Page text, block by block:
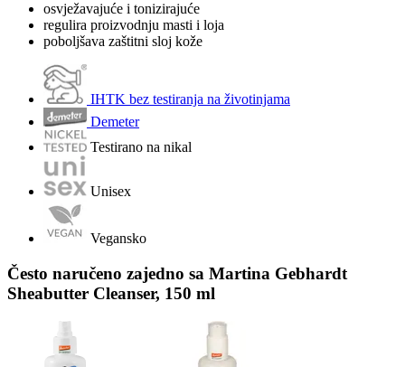
osvježavajuće i tonizirajuće
regulira proizvodnju masti i loja
poboljšava zaštitni sloj kože
IHTK bez testiranja na životinjama
Demeter
Testirano na nikal
Unisex
Vegansko
Često naručeno zajedno sa Martina Gebhardt
Sheabutter Cleanser, 150 ml